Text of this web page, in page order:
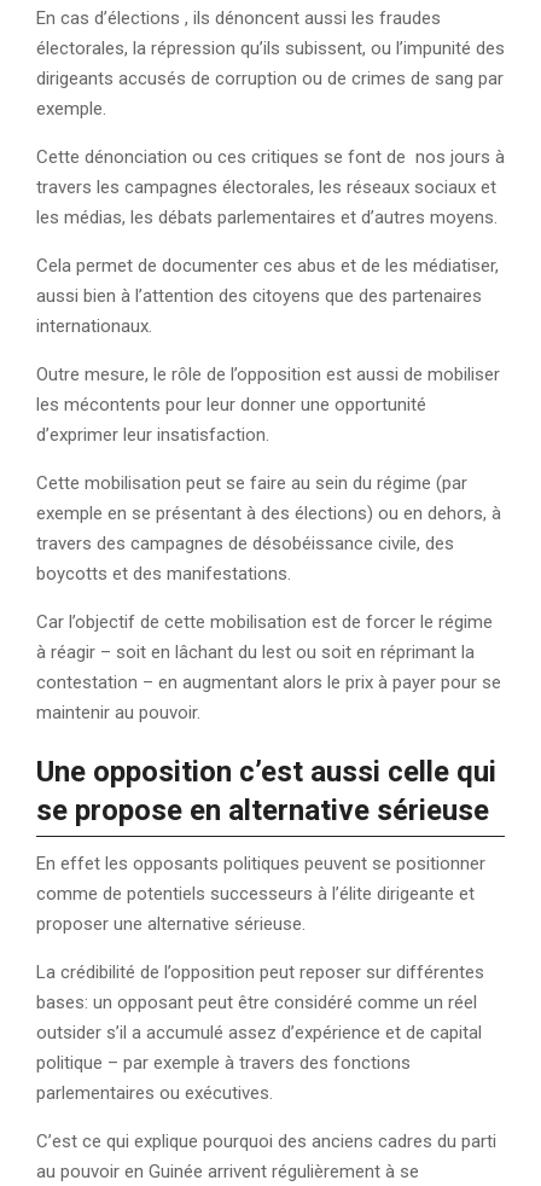
En cas d’élections , ils dénoncent aussi les fraudes
électorales, la répression qu’ils subissent, ou l’impunité des
dirigeants accusés de corruption ou de crimes de sang par
exemple.
Cette dénonciation ou ces critiques se font de nos jours à
travers les campagnes électorales, les réseaux sociaux et
les médias, les débats parlementaires et d’autres moyens.
Cela permet de documenter ces abus et de les médiatiser,
aussi bien à l’attention des citoyens que des partenaires
internationaux.
Outre mesure, le rôle de l’opposition est aussi de mobiliser
les mécontents pour leur donner une opportunité
d’exprimer leur insatisfaction.
Cette mobilisation peut se faire au sein du régime (par
exemple en se présentant à des élections) ou en dehors, à
travers des campagnes de désobéissance civile, des
boycotts et des manifestations.
Car l’objectif de cette mobilisation est de forcer le régime
à réagir – soit en lâchant du lest ou soit en réprimant la
contestation – en augmentant alors le prix à payer pour se
maintenir au pouvoir.
Une opposition c’est aussi celle qui
se propose en alternative sérieuse
En effet les opposants politiques peuvent se positionner
comme de potentiels successeurs à l’élite dirigeante et
proposer une alternative sérieuse.
La crédibilité de l’opposition peut reposer sur différentes
bases: un opposant peut être considéré comme un réel
outsider s’il a accumulé assez d’expérience et de capital
politique – par exemple à travers des fonctions
parlementaires ou exécutives.
C’est ce qui explique pourquoi des anciens cadres du parti
au pouvoir en Guinée arrivent régulièrement à se